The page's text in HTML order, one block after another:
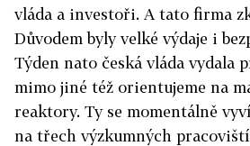
vláda a investoři. A tato firma
Důvodem byly velké výdaje i
Týden nato česká vláda vydala
mimo jiné též orientujeme na
reaktory. Ty se momentálně
na třech výzkumných